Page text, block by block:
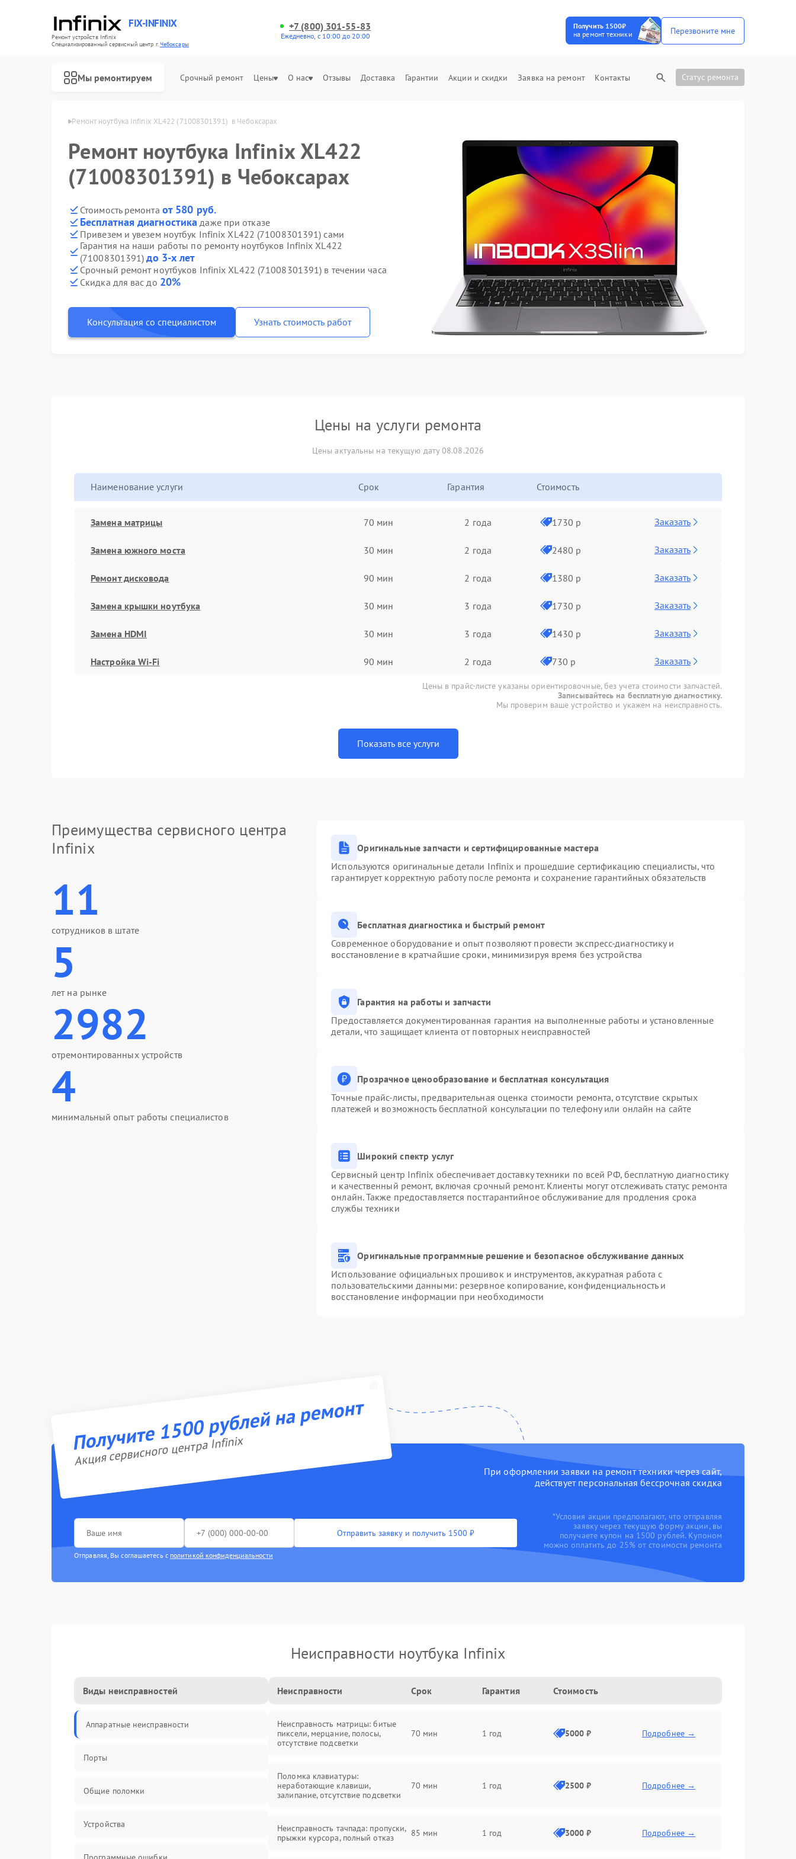
FIX-INFINIX
Ремонт устройств Infinix
Специализированный cервисный центр г.Чебоксары
+7 (800) 301-55-83
Ежедневно, с 10:00 до 20:00
Получить 1500₽
на ремонт техники
Перезвоните мне
Мы ремонтируем Срочный ремонт Цены О нас Отзывы Доставка Гарантии Акции и скидки Заявка на ремонт Контакты Статус ремонта
в Чебоксарах Ремонт ноутбука Infinix XL422 (71008301391)  в Чебоксарах
Ремонт ноутбука Infinix XL422
(71008301391) в Чебоксарах
Стоимость ремонта от 580 руб.
Бесплатная диагностика даже при отказе
Привезем и увезем ноутбук Infinix XL422 (71008301391) сами
Гарантия на наши работы по ремонту ноутбуков Infinix XL422
(71008301391)до 3-х лет
Срочный ремонт ноутбуков Infinix XL422 (71008301391) в течении часа
Скидка для вас до 20%
Консультация со специалистом Узнать стоимость работ
Цены на услуги ремонта
Цены актуальны на текущую дату 08.08.2026
Наименование услуги Срок Гарантия Стоимость
Замена матрицы 70 мин 2 года 1730 р Заказать
Замена южного моста 30 мин 2 года 2480 р Заказать
Ремонт дисковода 90 мин 2 года 1380 р Заказать
Замена крышки ноутбука 30 мин 3 года 1730 р Заказать
Замена HDMI 30 мин 3 года 1430 р Заказать
Настройка Wi-Fi 90 мин 2 года 730 р Заказать
Цены в прайс-листе указаны ориентировочные, без учета стоимости запчастей.
Записывайтесь на бесплатную диагностику.
Мы проверим ваше устройство и укажем на неисправность.
Показать все услуги
Преимущества сервисного центра
Infinix
11
сотрудников в штате
5
лет на рынке
2982
отремонтированных устройств
4
минимальный опыт работы специалистов
Оригинальные запчасти и сертифицированные мастера
Используются оригинальные детали Infinix и прошедшие сертификацию специалисты, что
гарантирует корректную работу после ремонта и сохранение гарантийных обязательств
Бесплатная диагностика и быстрый ремонт
Современное оборудование и опыт позволяют провести экспресс-диагностику и
восстановление в кратчайшие сроки, минимизируя время без устройства
Гарантия на работы и запчасти
Предоставляется документированная гарантия на выполненные работы и установленные
детали, что защищает клиента от повторных неисправностей
Прозрачное ценообразование и бесплатная консультация
Точные прайс-листы, предварительная оценка стоимости ремонта, отсутствие скрытых
платежей и возможность бесплатной консультации по телефону или онлайн на сайте
Широкий спектр услуг
Сервисный центр Infinix обеспечивает доставку техники по всей РФ, бесплатную диагностику
и качественный ремонт, включая срочный ремонт. Клиенты могут отслеживать статус ремонта
онлайн. Также предоставляется постгарантийное обслуживание для продления срока
службы техники
Оригинальные программные решение и безопасное обслуживание данных
Использование официальных прошивок и инструментов, аккуратная работа с
пользовательскими данными: резервное копирование, конфиденциальность и
восстановление информации при необходимости
Получите 1500 рублей на ремонт
Акция сервисного центра Infinix
При оформлении заявки на ремонт техники через сайт,
действует персональная бессрочная скидка
Отправить заявку и получить 1500 ₽
Отправляя, Вы соглашаетесь с политикой конфиденциальности
*Условия акции предполагают, что отправляя
заявку через текущую форму акции, вы
получаете купон на 1500 рублей. Купоном
можно оплатить до 25% от стоимости ремонта
Неисправности ноутбука Infinix
Виды неисправностей
Аппаратные неисправности
Порты
Общие поломки
Устройства
Неисправности Срок Гарантия Стоимость
Неисправность матрицы: битые
пиксели, мерцание, полосы,
отсутствие подсветки
70 мин 1 год 5000 ₽ Подробнее →
Поломка клавиатуры:
неработающие клавиши,
залипание, отсутствие подсветки
70 мин 1 год 2500 ₽ Подробнее →
Неисправность тачпада: пропуски,
прыжки курсора, полный отказ
85 мин 1 год 3000 ₽ Подробнее →